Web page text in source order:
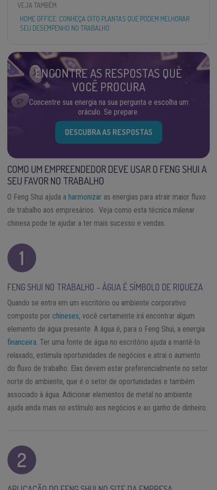
VEJA TAMBÉM
HOME OFFICE: CONHEÇA OITO PLANTAS QUE PODEM MELHORAR
SEU DESEMPENHO NO TRABALHO
ENCONTRE AS RESPOSTAS QUE
VOCÊ PROCURA
Concentre sua energia na sua pergunta e escolha um
oráculo. Se prepare.
DESCUBRA AS RESPOSTAS
COMO UM EMPREENDEDOR DEVE USAR O FENG SHUI A
SEU FAVOR NO TRABALHO
O Feng Shui ajuda a harmonizar as energias para atrair maior fluxo
de trabalho aos empresários. Veja como esta técnica milenar
chinesa pode te ajudar a ter mais sucesso e vendas.
FENG SHUI NO TRABALHO – ÁGUA É SÍMBOLO DE RIQUEZA
Quando se entra em um escritório ou ambiente corporativo
composto por chineses, você certamente irá encontrar algum
elemento de água presente. A água é, para o Feng Shui, a energia
financeira . Ter uma fonte de água no escritório ajuda a mantê-lo
relaxado, estimula oportunidades de negócios e atrai o aumento
do fluxo de trabalho. Elas devem estar preferencialmente no setor
norte do ambiente, que é o setor de oportunidades e também
associado à água. Adicionar elementos de metal no ambiente
ajuda ainda mais no estímulo aos negócios e ao ganho de dinheiro.